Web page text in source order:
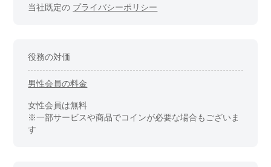
当社既定の プライバシーポリシー
役務の対価
男性会員の料金
女性会員は無料
※一部サービスや商品でコインが必要な場合もございま
す